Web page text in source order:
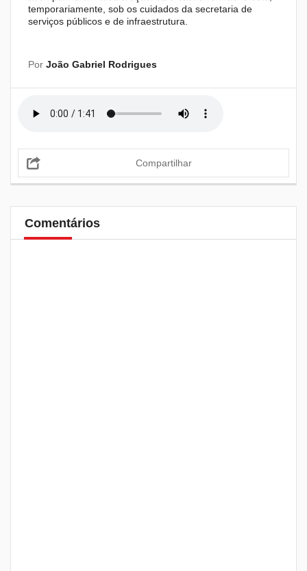
temporariamente, sob os cuidados da secretaria de
serviços públicos e de infraestrutura.
Por João Gabriel Rodrigues
Compartilhar
Comentários